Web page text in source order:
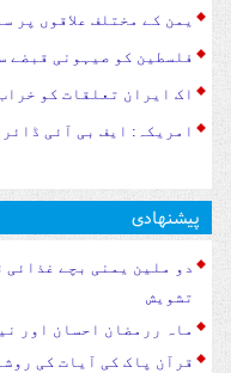
یمن کے مختلف علاقوں پر
فلسطین کو صیہونی قبضے
اک ایران تعلقات کو
امریکہ: ایف بی آئی
پیشنهادی
دو ملین یمنی بچے غذائی
تشویش
ماہ ررمضان احسان اور
قرآن پاک کی آیات کی